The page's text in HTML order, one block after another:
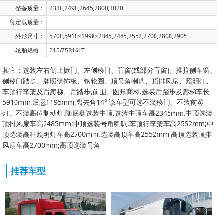
整备质量：
2330,2490,2645,2800,3020
额定载质量：
外形尺寸：
5700,5910×1998×2345,2485,2552,2700,2800,2905
轮胎规格：
215/75R16LT
其它：选装左右侧上掀门、左侧移门、盲窗(或部分盲窗)、推拉侧车窗、
侧移门踏步、牌照装饰板、钢轮圈、顶号角喇叭、顶排风扇、照明灯、
车顶行李架及后爬梯、后踏步,前围、图形商标.选装后踏步及爬梯车长
5910mm,后悬1195mm,离去角14°.该车型可选不装移门、不装前雾
灯、不装高位制动灯.随底盘选装中顶,选装中顶车高2345mm.中顶选装
顶排风扇车高2485mm;中顶选装号角喇叭,车顶行李架车高2552mm;中
顶选装高杆照明灯车高2700mm.选装高顶车高2552mm.高顶选装顶排
风扇车高2700mm;高顶选装号角
推荐车型